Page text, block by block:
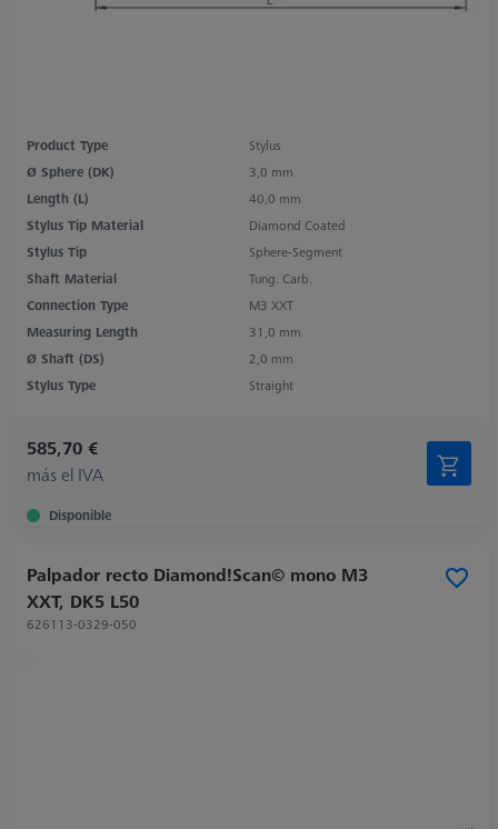
Product Type
Stylus
Ø Sphere (DK)
3,0 mm
Length (L)
40,0 mm
Stylus Tip Material
Diamond Coated
Stylus Tip
Sphere-Segment
Shaft Material
Tung. Carb.
Connection Type
M3 XXT
Measuring Length
31,0 mm
Ø Shaft (DS)
2,0 mm
Stylus Type
Straight
585,70 €
más el IVA
Disponible
Palpador recto Diamond!Scan© mono M3
XXT, DK5 L50
626113-0329-050